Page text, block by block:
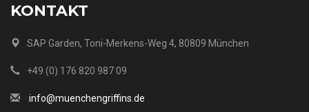
KONTAKT
SAP Garden, Toni-Merkens-Weg 4, 80809 München
+49 (0) 176 820 987 09
info@muenchengriffins.de